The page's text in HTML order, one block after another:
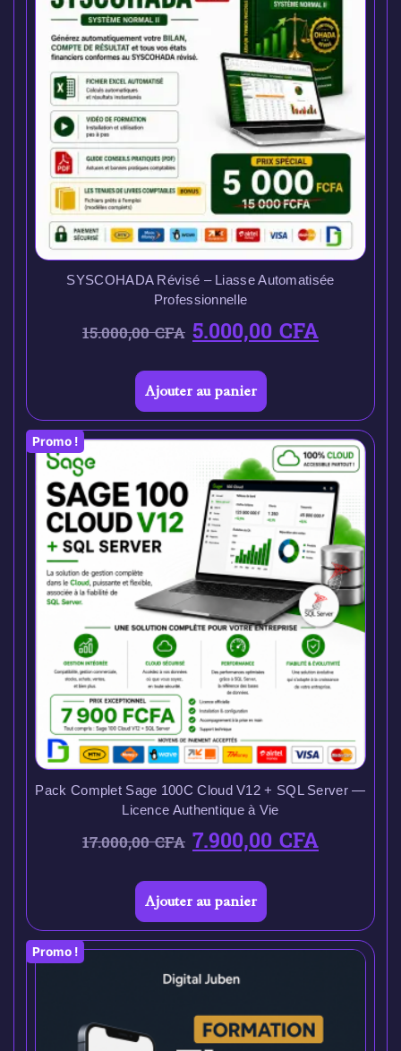
SYSCOHADA Révisé – Liasse Automatisée
Professionnelle
15.000,00CFA 5.000,00CFA
Ajouter au panier
Promo !
Pack Complet Sage 100C Cloud V12 + SQL Server —
Licence Authentique à Vie
17.000,00CFA 7.900,00CFA
Ajouter au panier
Promo !